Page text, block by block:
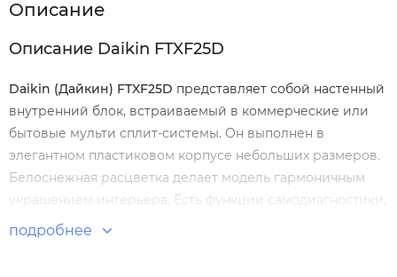
Описание
Описание Daikin FTXF25D
Daikin (Дайкин) FTXF25D представляет собой настенный
внутренний блок, встраиваемый в коммерческие или
бытовые мульти сплит-системы. Он выполнен в
элегантном пластиковом корпусе небольших размеров.
Белоснежная расцветка делает модель гармоничным
украшением интерьера. Есть функции самодиагностики,
таймера, авторестарта.
подробнее